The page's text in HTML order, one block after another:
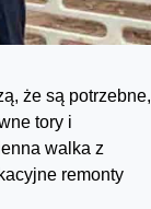
że są potrzebne,
tory i
walka z
remonty